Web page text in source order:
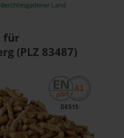
Berchtesgadener Land
für
(PLZ 83487)
DE515